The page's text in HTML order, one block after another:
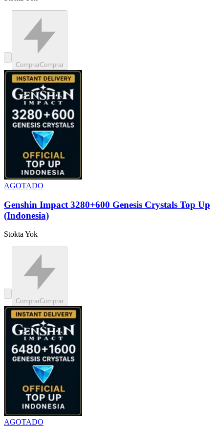
ComprarComprar
AGOTADO
Genshin Impact 3280+600 Genesis Crystals Top Up
(Indonesia)
Stokta Yok
ComprarComprar
AGOTADO